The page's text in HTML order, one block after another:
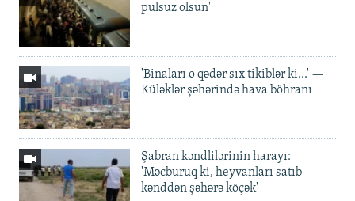
pulsuz olsun'
'Binaları o qədər sıx tikiblər ki...' —
Küləklər şəhərində hava böhranı
Şabran kəndlilərinin harayı:
'Məcburuq ki, heyvanları satıb
kənddən şəhərə köçək'